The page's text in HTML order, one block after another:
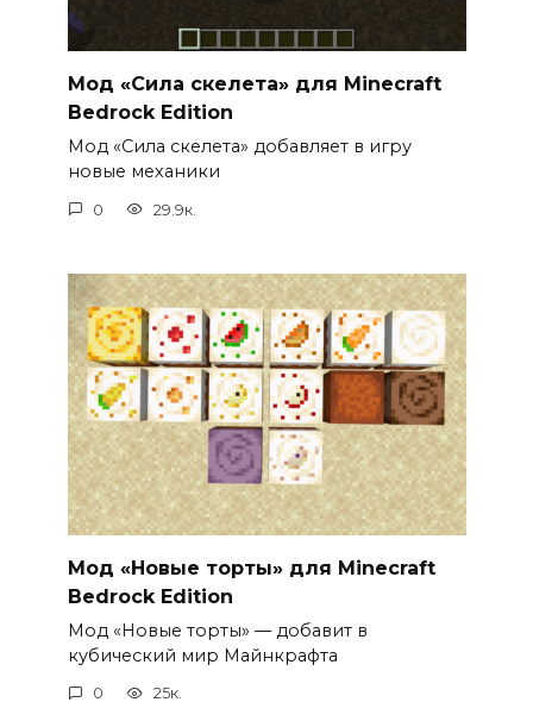
Мод «Сила скелета» для Minecraft
Bedrock Edition
Мод «Сила скелета» добавляет в игру
новые механики
0 29.9к.
Мод «Новые торты» для Minecraft
Bedrock Edition
Мод «Новые торты» — добавит в
кубический мир Майнкрафта
0 25к.